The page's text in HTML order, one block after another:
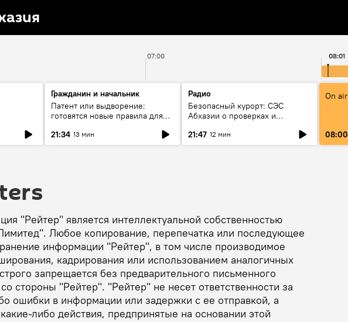
07:00 08:01
Гражданин и начальник
Патент или выдворение:
готовятся новые правила для
Абхазии
21:34 13 мин
Радио
Безопасный курорт: СЭС
Абхазии о проверках и
21:47 12 мин
On air
08:00
"Рейтер" является интеллектуальной собственностью
Любое копирование, перепечатка или последующее
информации "Рейтер", в том числе производимое
кадрирования или использованием аналогичных
запрещается без предварительного письменного
со стороны "Рейтер". "Рейтер" не несет ответственности за
ошибки в информации или задержки с ее отправкой, а
либо действия, предпринятые на основании этой